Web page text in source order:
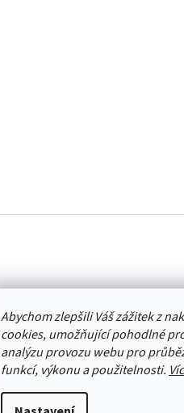
Abychom zlepšili Váš zážitek z
cookies, umožňující pohodlné
analýzu provozu webu pro
funkcí, výkonu a použitelnosti.